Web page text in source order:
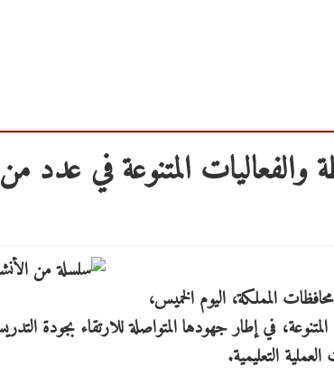
المتنوعة في عدد
المملكة، اليوم الخميس،
في إطار جهودها المتواصلة للارتقاء بجودة
التعليمية.